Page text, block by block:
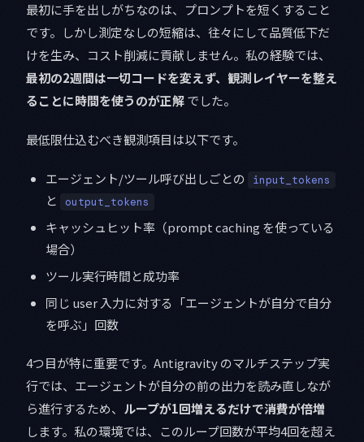
最初に手を出しがちなのは、プロンプトを短くすること
です。しかし測定なしの短縮は、往々にして品質低下だ
けを生み、コスト削減に貢献しません。私の経験では、
最初の2週間は一切コードを変えず、観測レイヤーを整え
ることに時間を使うのが正解でした。
最低限仕込むべき観測項目は以下です。
エージェント/ツール呼び出しごとの input_tokens
と output_tokens
キャッシュヒット率（prompt caching を使っている
場合）
ツール実行時間と成功率
同じ user 入力に対する「エージェントが自分で自分
を呼ぶ」回数
4つ目が特に重要です。Antigravity のマルチステップ実
行では、エージェントが自分の前の出力を読み直しなが
ら進行するため、 ループが1回増えるだけで消費が倍増
します。私の環境では、このループ回数が平均4回を超え